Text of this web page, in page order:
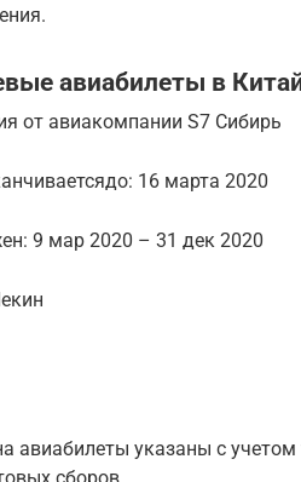
авиабилеты в
от авиакомпании S7 Сибирь
16 марта 2020
9 мар 2020 – 31 дек 2020
авиабилеты указаны с учетом